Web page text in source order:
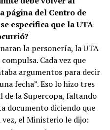
página del Centro de
especifica que la UTA
la personería, la UTA
Cada vez que
argumentos para decir
fecha”. Eso lo hizo tres
de la Supercopa, faltando
documento diciendo que
el Ministerio le dijo: